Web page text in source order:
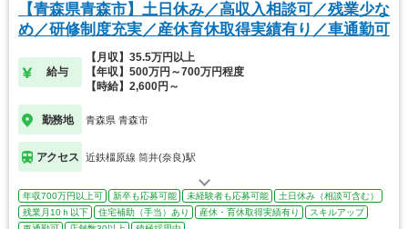
【青森県青森市】土日休み／高収入相談可／残業少な
め／研修制度充実／産休育休取得実績有り／車通勤可
給与
【月収】35.5万円以上
【年収】500万円～700万円程度
【時給】2,600円～
勤務地 青森県 青森市
アクセス 近鉄橿原線 筒井(奈良)駅
年収700万円以上可 新卒も応募可能 未経験者も応募可能
土日休み（相談可含む）
残業月10ｈ以下
住宅補助（手当）あり 産休・育休取得実績有り
スキルアップ